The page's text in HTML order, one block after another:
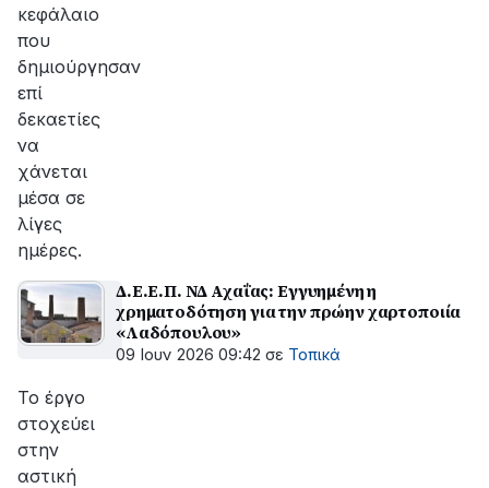
κεφάλαιο
που
δημιούργησαν
επί
δεκαετίες
να
χάνεται
μέσα σε
λίγες
ημέρες.
Δ.Ε.Ε.Π. ΝΔ Αχαΐας: Εγγυημένη η
χρηματοδότηση για την πρώην χαρτοποιία
«Λαδόπουλου»
09 Ιουν 2026 09:42 σε Τοπικά
Το έργο
στοχεύει
στην
αστική